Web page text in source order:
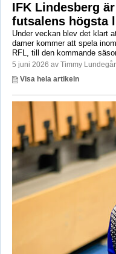
IFK Lindesberg
futsalens högsta
Under veckan blev det klart
damer kommer att spela
RFL, till den kommande
5 juni 2026 av Timmy
Visa hela artikeln